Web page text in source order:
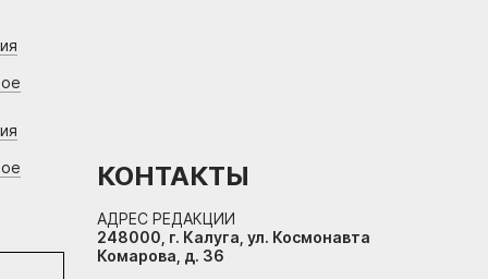
КОНТАКТЫ
АДРЕС РЕДАКЦИИ
248000, г. Калуга, ул. Космонавта
Комарова, д. 36